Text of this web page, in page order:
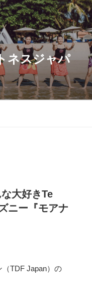
ネスジャパ
大好きTe
ニー『モアナ
TDF Japan）の